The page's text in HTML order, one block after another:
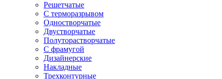
Решетчатые
С терморазрывом
Одностворчатые
Двустворчатые
Полуторастворчатые
С фрамугой
Дизайнерские
Накладные
Трехконтурные